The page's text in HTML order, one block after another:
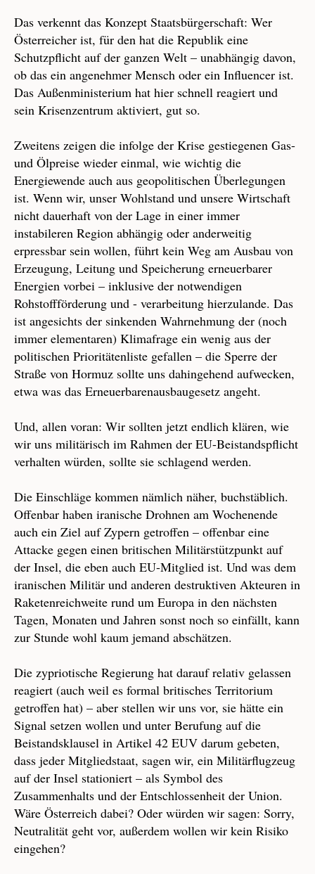
Das verkennt das Konzept Staatsbürgerschaft: Wer
Österreicher ist, für den hat die Republik eine
Schutzpflicht auf der ganzen Welt – unabhängig davon,
ob das ein angenehmer Mensch oder ein Influencer ist.
Das Außenministerium hat hier schnell reagiert und
sein Krisenzentrum aktiviert, gut so.
Zweitens zeigen die infolge der Krise gestiegenen Gas-
und Ölpreise wieder einmal, wie wichtig die
Energiewende auch aus geopolitischen Überlegungen
ist. Wenn wir, unser Wohlstand und unsere Wirtschaft
nicht dauerhaft von der Lage in einer immer
instabileren Region abhängig oder anderweitig
erpressbar sein wollen, führt kein Weg am Ausbau von
Erzeugung, Leitung und Speicherung erneuerbarer
Energien vorbei – inklusive der notwendigen
Rohstoffförderung und - verarbeitung hierzulande. Das
ist angesichts der sinkenden Wahrnehmung der (noch
immer elementaren) Klimafrage ein wenig aus der
politischen Prioritätenliste gefallen – die Sperre der
Straße von Hormuz sollte uns dahingehend aufwecken,
etwa was das Erneuerbarenausbaugesetz angeht.
Und, allen voran: Wir sollten jetzt endlich klären, wie
wir uns militärisch im Rahmen der EU-Beistandspflicht
verhalten würden, sollte sie schlagend werden.
Die Einschläge kommen nämlich näher, buchstäblich.
Offenbar haben iranische Drohnen am Wochenende
auch ein Ziel auf Zypern getroffen – offenbar eine
Attacke gegen einen britischen Militärstützpunkt auf
der Insel, die eben auch EU-Mitglied ist. Und was dem
iranischen Militär und anderen destruktiven Akteuren in
Raketenreichweite rund um Europa in den nächsten
Tagen, Monaten und Jahren sonst noch so einfällt, kann
zur Stunde wohl kaum jemand abschätzen.
Die zypriotische Regierung hat darauf relativ gelassen
reagiert (auch weil es formal britisches Territorium
getroffen hat) – aber stellen wir uns vor, sie hätte ein
Signal setzen wollen und unter Berufung auf die
Beistandsklausel in Artikel 42 EUV darum gebeten,
dass jeder Mitgliedstaat, sagen wir, ein Militärflugzeug
auf der Insel stationiert – als Symbol des
Zusammenhalts und der Entschlossenheit der Union.
Wäre Österreich dabei? Oder würden wir sagen: Sorry,
Neutralität geht vor, außerdem wollen wir kein Risiko
eingehen?